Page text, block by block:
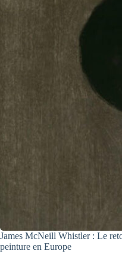
James McNeill Whistler : Le
peinture en Europe